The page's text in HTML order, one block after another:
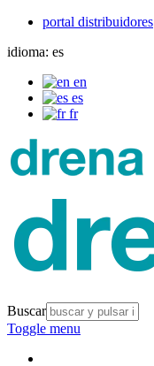
portal distribuidores
idioma: es
en
es
fr
Buscar
Toggle menu